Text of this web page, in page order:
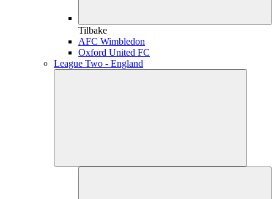
Tilbake
AFC Wimbledon
Oxford United FC
League Two - England